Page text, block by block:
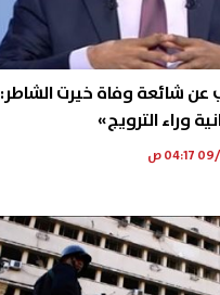
شائعة وفاة خيرت الشاطر:
وراء الترويج»